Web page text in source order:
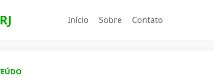
Início Sobre Contato